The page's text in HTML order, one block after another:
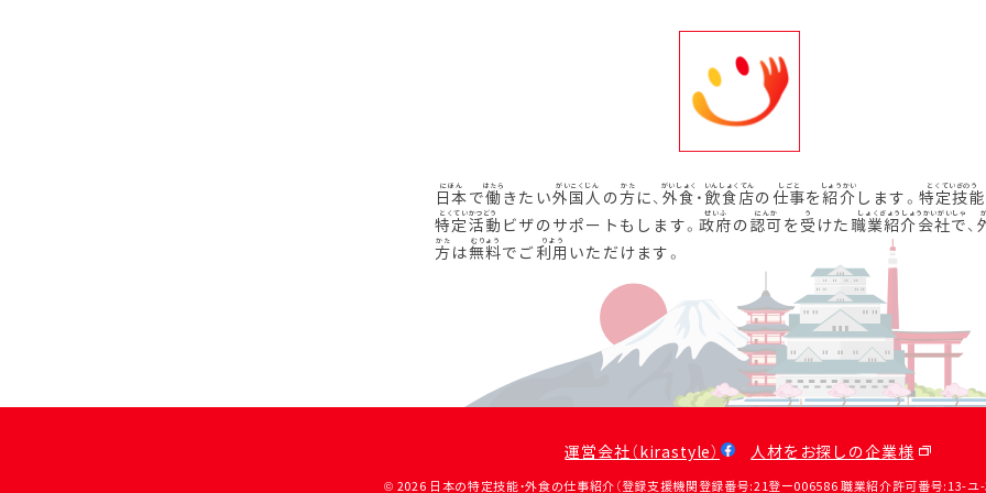
日本で働きたい外国人 の方に、 外食 ・ 飲食店の 仕事を紹介 します。 特定技能
特定活動 ビザのサポートもします。政府の 認可を受 けた 職業紹介会社で、
方は無料でご利用 いただけます。
運営会社（kirastyle） 人材をお探しの企業様
© 2026 日本の特定技能・外食の仕事紹介（登録支援機関登録番号:21登ー006586 職業紹介許可番号:13-